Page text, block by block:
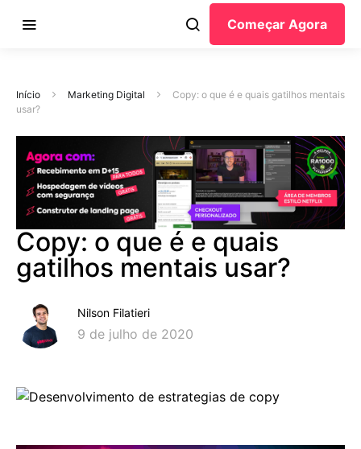
Começar Agora
Início Marketing Digital
Copy: o que é e quais gatilhos mentais
usar?
Copy: o que é e quais
gatilhos mentais usar?
Nilson Filatieri
9 de julho de 2020